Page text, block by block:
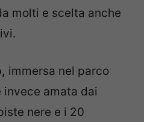
molti e scelta anche
immersa nel parco
invece amata dai
nere e i 20